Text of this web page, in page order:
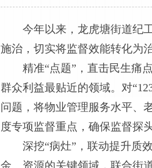
今年以来，龙虎塘街道纪
施治，切实将监督效能转化为
精准“点题”，直击民生痛
群众利益最贴近的领域。对
问题，将物业管理服务水平、
度专项监督重点，确保监督探
深挖“病灶”，联动提升质
金、资源的关键领域，联合街